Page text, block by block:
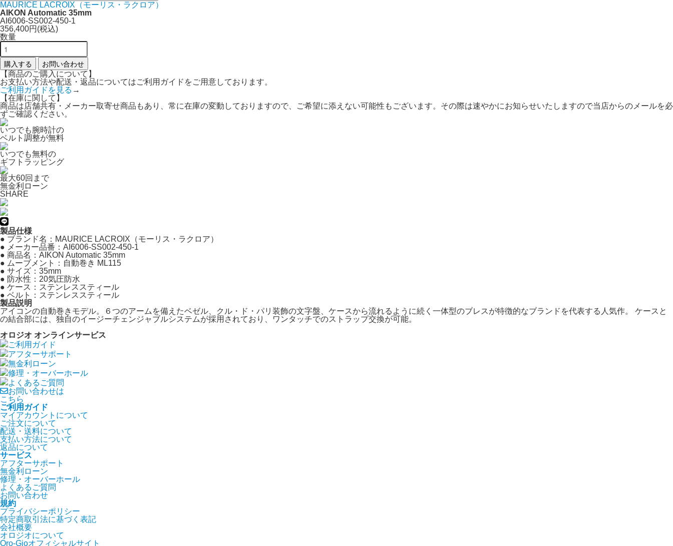
MAURICE LACROIX（モーリス・ラクロア）
AIKON Automatic 35mm
AI6006-SS002-450-1
356,400円(税込)
数量
購入する お問い合わせ
【商品のご購入について】
お支払い方法や配送・返品についてはご利用ガイドをご用意しております。
ご利用ガイドを見る →
【在庫に関して】
商品は店舗共有・メーカー取寄せ商品もあり、常に在庫の変動しておりますので、ご希望に添えない可能性もございます。その際は速やかにお知らせいたしますので当店からのメールを必
ずご確認ください。
いつでも腕時計の
ベルト調整が無料
いつでも無料の
ギフトラッピング
最大60回まで
無金利ローン
SHARE
製品仕様
● ブランド名：MAURICE LACROIX（モーリス・ラクロア）
● メーカー品番：AI6006-SS002-450-1
● 商品名：AIKON Automatic 35mm
● ムーブメント：自動巻き ML115
● サイズ：35mm
● 防水性：20気圧防水
● ケース：ステンレススティール
● ベルト：ステンレススティール
製品説明
アイコンの自動巻きモデル。６つのアームを備えたベゼル、クル・ド・パリ装飾の文字盤、ケースから流れるように続く一体型のブレスが特徴的なブランドを代表する人気作。 ケースと
の結合部には、独自のイージーチェンジャブルシステムが採用されており、ワンタッチでのストラップ交換が可能。
オロジオ オンラインサービス
ご利用ガイド
アフターサポート
無金利ローン
修理・オーバーホール
よくあるご質問
お問い合わせは
こちら
ご利用ガイド
マイアカウントについて
ご注文について
配送・送料について
支払い方法について
返品について
サービス
アフターサポート
無金利ローン
修理・オーバーホール
よくあるご質問
お問い合わせ
規約
プライバシーポリシー
特定商取引法に基づく表記
会社概要
オロジオについて
Oro-Gioオフィシャルサイト